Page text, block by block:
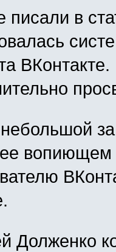
в
вопиющем
Долженко